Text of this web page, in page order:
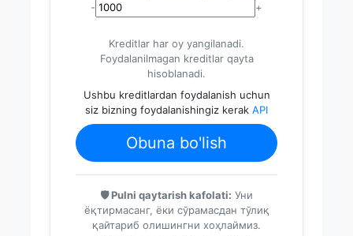
-
+
Kreditlar har oy yangilanadi.
Foydalanilmagan kreditlar qayta
hisoblanadi.
Ushbu kreditlardan foydalanish uchun
siz bizning foydalanishingiz kerak API
Obuna bo'lish
🛡️ Pulni qaytarish kafolati: Уни
ёқтирмасанг, ёки сўрамасдан тўлиқ
қайтариб олишингни хоҳлаймиз.